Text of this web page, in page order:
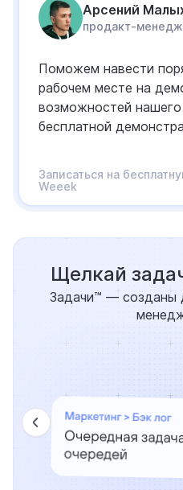
Арсений
продакт-
Поможем навести
рабочем месте на
возможностей нашего
бесплатной
Записаться на
Weeek
Щелкай
Задачи™ — созданы